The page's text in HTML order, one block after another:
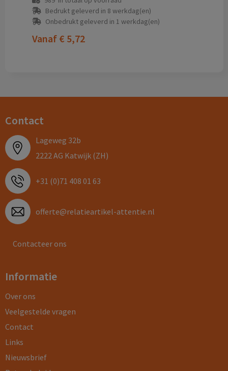
Bedrukt geleverd in 8 werkdag(en)
Onbedrukt geleverd in 1 werkdag(en)
Vanaf € 5,72
Contact
Lageweg 32b
2222 AG Katwijk (ZH)
+31 (0)71 408 01 63
offerte@relatieartikel-attentie.nl
Contacteer ons
Informatie
Over ons
Veelgestelde vragen
Contact
Links
Nieuwsbrief